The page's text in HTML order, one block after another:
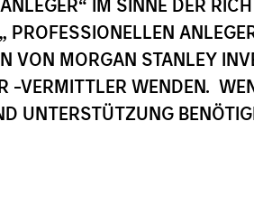
IM SINNE DER
VON MORGAN STANLEY
-VERMITTLER WENDEN.
UNTERSTÜTZUNG